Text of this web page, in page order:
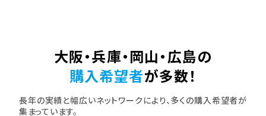
大阪・兵庫・岡山・広島の
購入希望者が多数！
長年の実績と幅広いネットワークにより、多くの購入希望者が
集まっています。